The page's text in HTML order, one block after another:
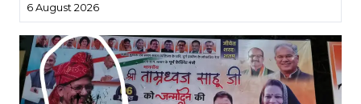
6 August 2026